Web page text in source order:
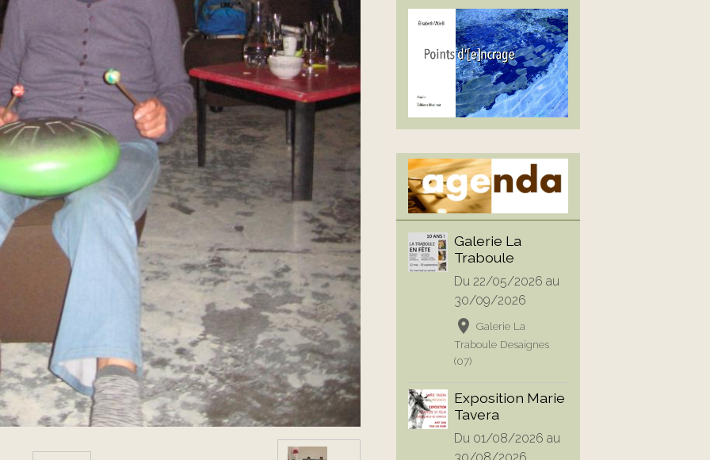
Galerie La
Traboule
Du 22/05/2026 au
30/09/2026
Galerie La
Traboule Desaignes
(07)
Exposition Marie
Tavera
Du 01/08/2026 au